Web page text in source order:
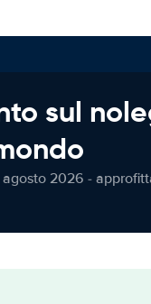
sul
2026 -